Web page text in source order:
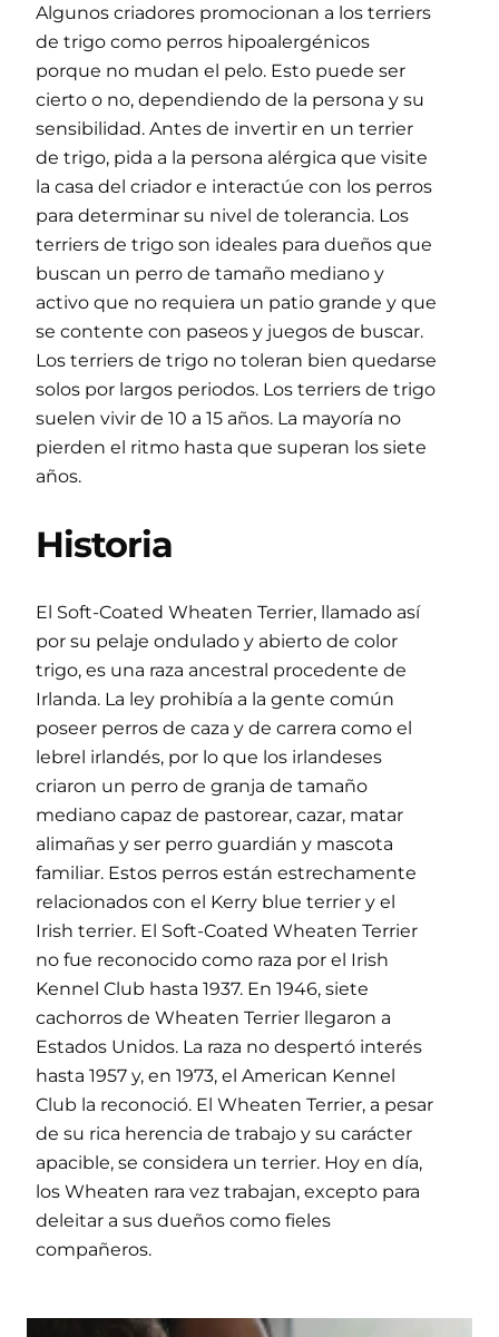
Algunos criadores promocionan a los terriers
de trigo como perros hipoalergénicos
porque no mudan el pelo. Esto puede ser
cierto o no, dependiendo de la persona y su
sensibilidad. Antes de invertir en un terrier
de trigo, pida a la persona alérgica que visite
la casa del criador e interactúe con los perros
para determinar su nivel de tolerancia. Los
terriers de trigo son ideales para dueños que
buscan un perro de tamaño mediano y
activo que no requiera un patio grande y que
se contente con paseos y juegos de buscar.
Los terriers de trigo no toleran bien quedarse
solos por largos periodos. Los terriers de trigo
suelen vivir de 10 a 15 años. La mayoría no
pierden el ritmo hasta que superan los siete
años.
Historia
El Soft-Coated Wheaten Terrier, llamado así
por su pelaje ondulado y abierto de color
trigo, es una raza ancestral procedente de
Irlanda. La ley prohibía a la gente común
poseer perros de caza y de carrera como el
lebrel irlandés, por lo que los irlandeses
criaron un perro de granja de tamaño
mediano capaz de pastorear, cazar, matar
alimañas y ser perro guardián y mascota
familiar. Estos perros están estrechamente
relacionados con el Kerry blue terrier y el
Irish terrier. El Soft-Coated Wheaten Terrier
no fue reconocido como raza por el Irish
Kennel Club hasta 1937. En 1946, siete
cachorros de Wheaten Terrier llegaron a
Estados Unidos. La raza no despertó interés
hasta 1957 y, en 1973, el American Kennel
Club la reconoció. El Wheaten Terrier, a pesar
de su rica herencia de trabajo y su carácter
apacible, se considera un terrier. Hoy en día,
los Wheaten rara vez trabajan, excepto para
deleitar a sus dueños como fieles
compañeros.